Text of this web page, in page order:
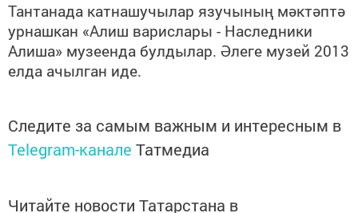
Тантанада катнашучылар язучының мәктәптә
урнашкан «Алиш варислары - Наследники
Алиша» музеенда булдылар. Әлеге музей 2013
елда ачылган иде.
Следите за самым важным и интересным в
Telegram-канале Татмедиа
Читайте новости Татарстана в